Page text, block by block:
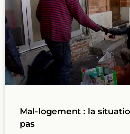
Mal-logement : la
pas